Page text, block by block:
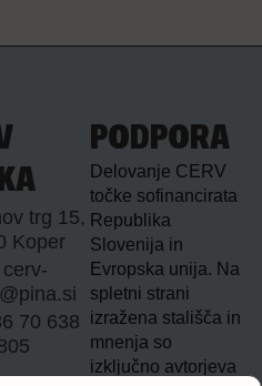
trg 15,
Koper
70 638
PODPORA
Delovanje CERV
točke sofinancirata
Republika
Slovenija in
Evropska unija. Na
spletni strani
izražena stališča in
mnenja so
izključno avtorjeva